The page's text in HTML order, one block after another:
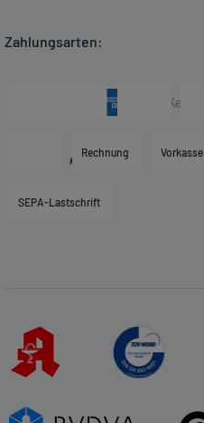
Zahlungsarten:
Rechnung Vorkasse
SEPA-Lastschrift